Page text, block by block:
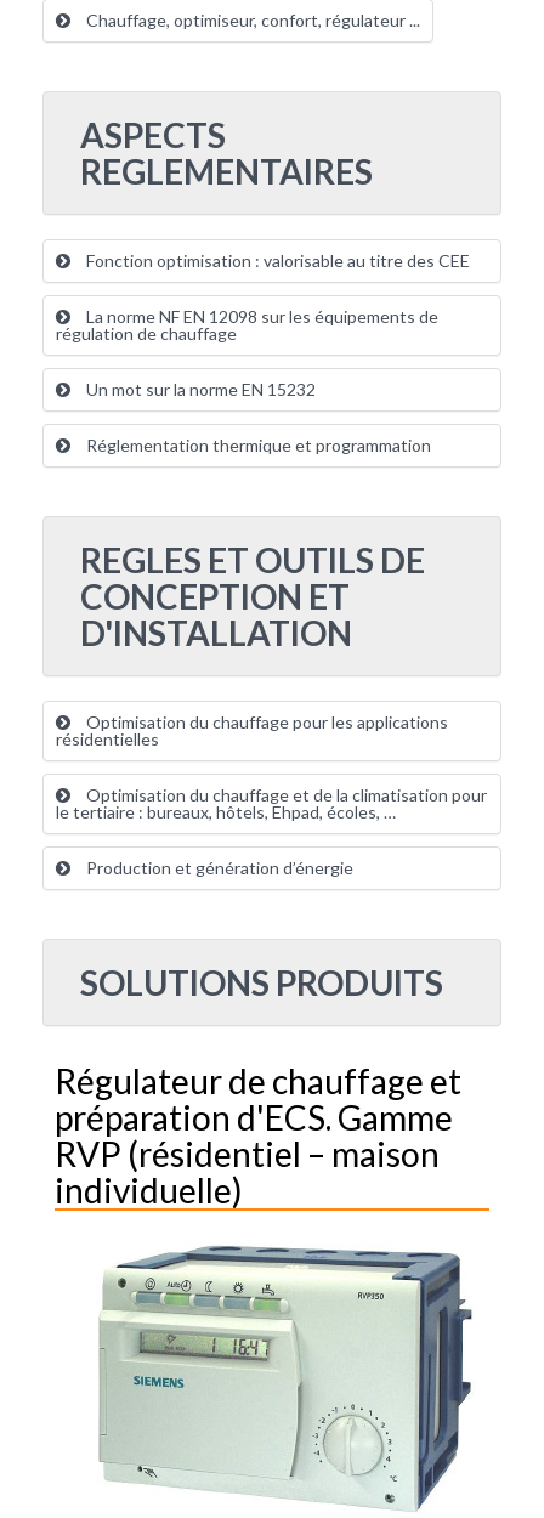
Chauffage, optimiseur, confort, régulateur ...
ASPECTS
REGLEMENTAIRES
Fonction optimisation : valorisable au titre des CEE
La norme NF EN 12098 sur les équipements de
régulation de chauffage
Un mot sur la norme EN 15232
Réglementation thermique et programmation
REGLES ET OUTILS DE
CONCEPTION ET
D'INSTALLATION
Optimisation du chauffage pour les applications
résidentielles
Optimisation du chauffage et de la climatisation pour
le tertiaire : bureaux, hôtels, Ehpad, écoles, …
Production et génération d’énergie
SOLUTIONS PRODUITS
Régulateur de chauffage et
préparation d'ECS. Gamme
RVP (résidentiel – maison
individuelle)